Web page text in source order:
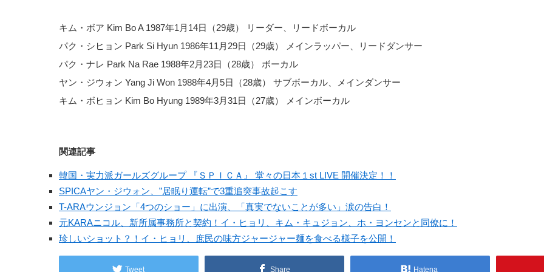
キム・ボア Kim Bo A 1987年1月14日（29歳） リーダー、リードボーカル
パク・シヒョン Park Si Hyun 1986年11月29日（29歳） メインラッパー、リードダンサー
パク・ナレ Park Na Rae 1988年2月23日（28歳） ボーカル
ヤン・ジウォン Yang Ji Won 1988年4月5日（28歳） サブボーカル、メインダンサー
キム・ボヒョン Kim Bo Hyung 1989年3月31日（27歳） メインボーカル
関連記事
韓国・実力派ガールズグループ 『ＳＰＩＣＡ』 堂々の日本１st LIVE 開催決定！！
SPICAヤン・ジウォン、”居眠り運転”で3重追突事故起こす
T-ARAウンジョン「4つのショー」に出演、「真実でないことが多い」涙の告白！
元KARAニコル、新所属事務所と契約！イ・ヒョリ、キム・キュジョン、ホ・ヨンセンと同僚に！
珍しいショット？！イ・ヒョリ、庶民の味方ジャージャー麺を食べる様子を公開！
Tweet Share Hatena